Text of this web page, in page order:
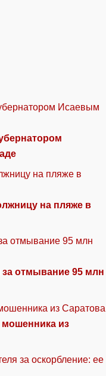
на пляже в
за отмывание 95 млн
мошенника из